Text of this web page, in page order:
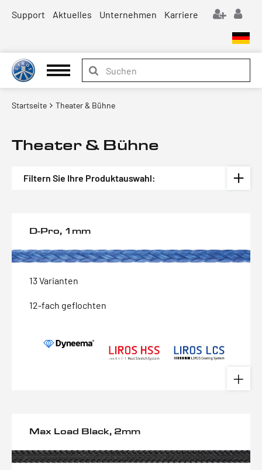
Support Aktuelles Unternehmen Karriere
Startseite Theater & Bühne
Theater & Bühne
Filtern Sie Ihre Produktauswahl:
D-Pro, 1mm
13 Varianten
12-fach geflochten
Max Load Black, 2mm